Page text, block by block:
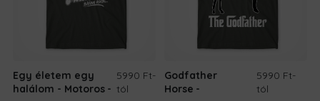
Egy életem egy
halálom - Motoros
5990 Ft-
tól
Godfather
Horse
5990 Ft-
tól